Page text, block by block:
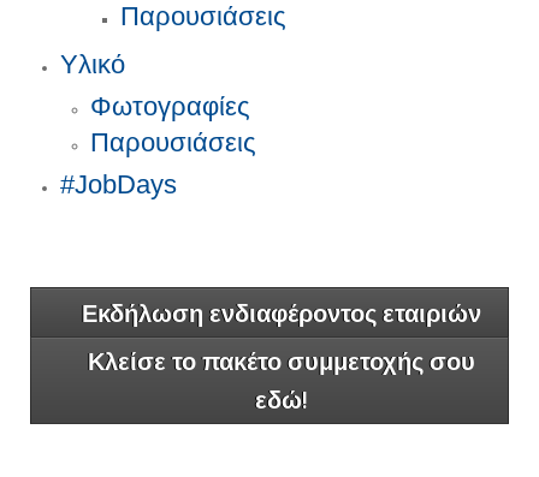
Παρουσιάσεις
Υλικό
Φωτογραφίες
Παρουσιάσεις
#JobDays
Εκδήλωση ενδιαφέροντος εταιριών
Κλείσε το πακέτο συμμετοχής σου
εδώ!